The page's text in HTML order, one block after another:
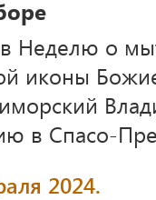
Неделю о
иконы
в Спасо-
2024.